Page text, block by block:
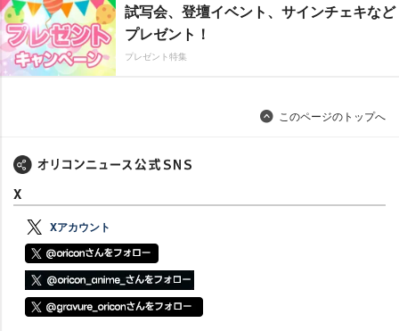
試写会、登壇イベント、サインチェキなど
プレゼント！
プレゼント特集
このページのトップへ
X
Xアカウント